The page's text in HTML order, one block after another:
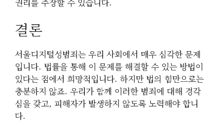
결론
서울디지털성범죄는 우리 사회에서 매우 심각한 문제
입니다. 법률을 통해 이 문제를 해결할 수 있는 방법이
있다는 점에서 희망적입니다. 하지만 법의 힘만으로는
충분하지 않죠. 우리가 함께 이러한 범죄에 대해 경각
심을 갖고, 피해자가 발생하지 않도록 노력해야 합니
다.